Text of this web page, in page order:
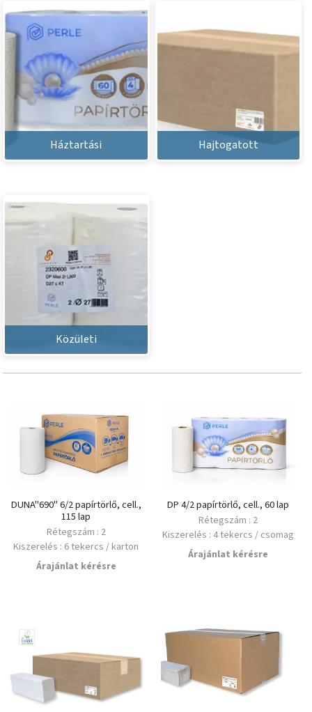
Háztartási Hajtogatott
Közületi
DUNA"690" 6/2 papírtörlő, cell.,
115 lap
Rétegszám : 2
Kiszerelés : 6 tekercs / karton
Minimális rendelés : 1 karton
Alapanyag : Cellulóz
Árajánlat kérésre
DP 4/2 papírtörlő, cell., 60 lap
Rétegszám : 2
Kiszerelés : 4 tekercs / csomag
Minimális rendelés : 1 csomag
Alapanyag : Cellulóz
Árajánlat kérésre